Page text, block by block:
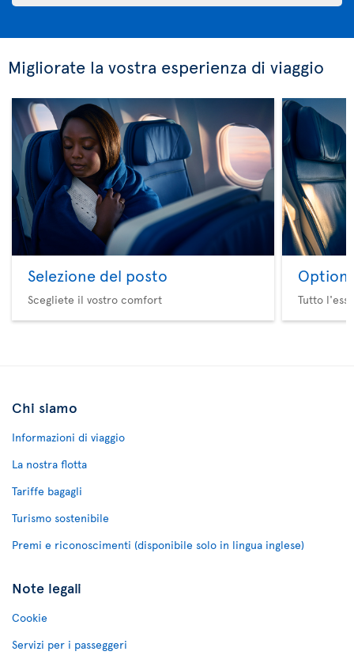
Migliorate la vostra esperienza di viaggio
Selezione del posto
Scegliete il vostro comfort
Option
Tutto
Chi siamo
Informazioni di viaggio
La nostra flotta
Tariffe bagagli
Turismo sostenibile
Premi e riconoscimenti (disponibile solo in lingua inglese)
Note legali
Cookie
Servizi per i passeggeri